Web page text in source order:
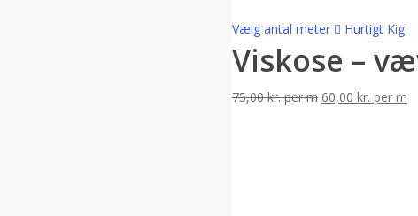
Vælg antal meter Hurtigt Kig
Viskose –
75,00kr.per m 60,00 kr. per m